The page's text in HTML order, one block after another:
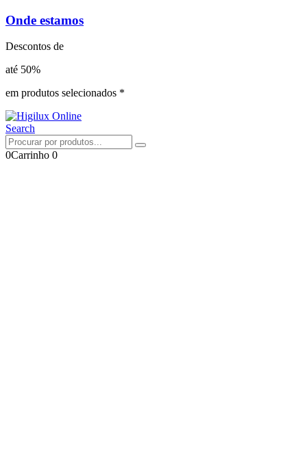
Onde estamos
Descontos de
até 50%
em produtos selecionados *
Search
0Carrinho 0